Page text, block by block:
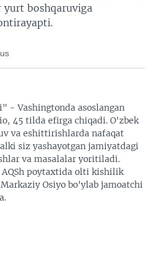
boshqaruviga
- Vashingtonda asoslangan
45 tilda efirga chiqadi. O'zbek
va eshittirishlarda nafaqat
siz yashayotgan jamiyatdagi
va masalalar yoritiladi.
poytaxtida olti kishilik
Osiyo bo'ylab jamoatchi